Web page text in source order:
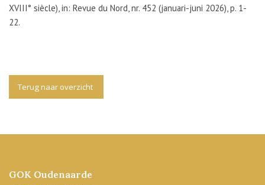
XVIII° siècle), in: Revue du Nord, nr. 452 (januari-juni 2026), p. 1-
22.
Terug naar overzicht
GOK Oudenaarde